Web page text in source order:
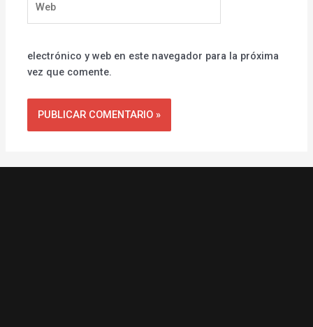
electrónico y web en este navegador para la próxima
vez que comente.